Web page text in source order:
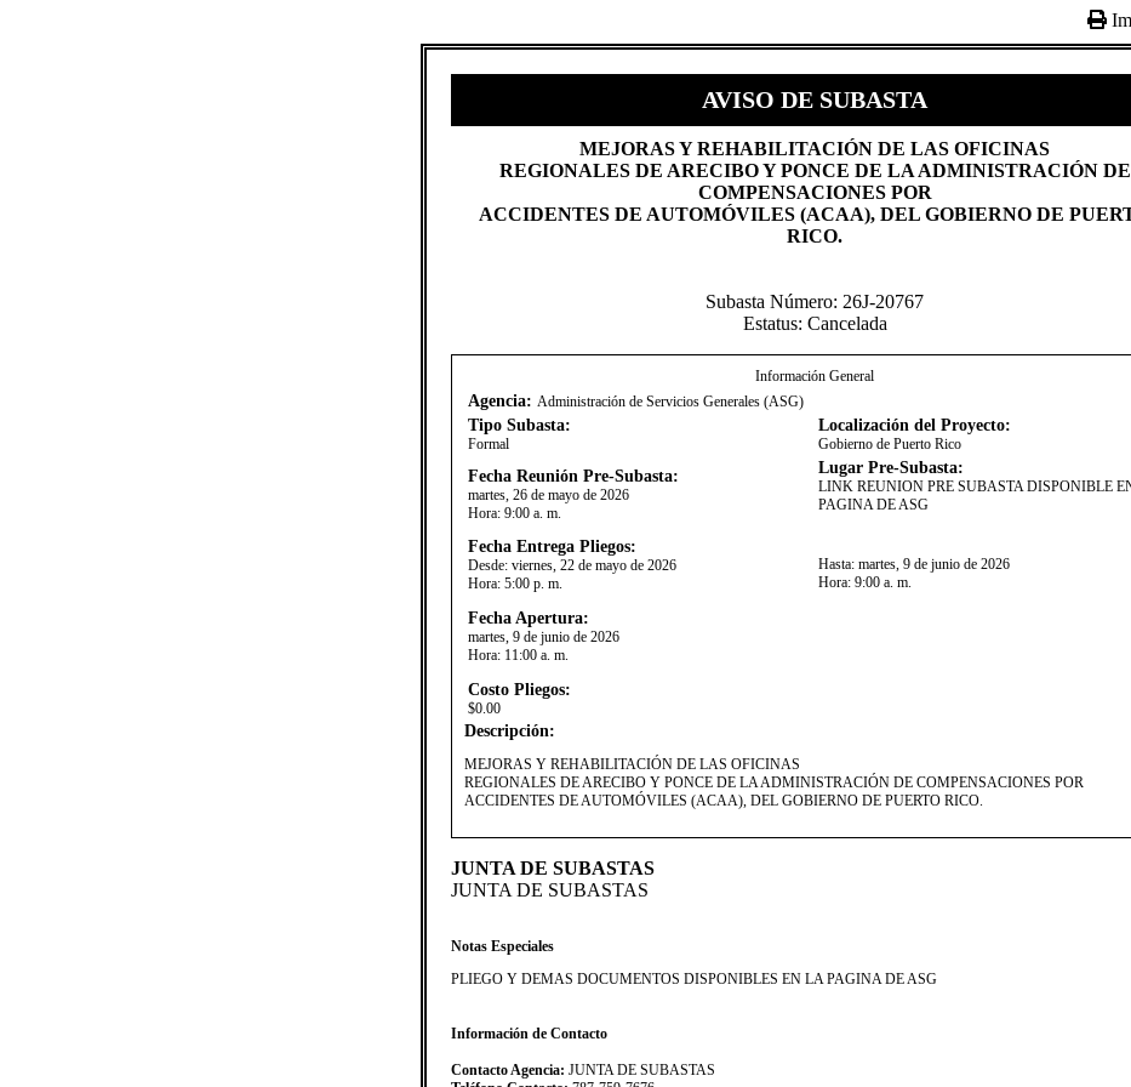
AVISO DE SUBASTA
​MEJORAS Y REHABILITACIÓN DE LAS OFICINAS
REGIONALES DE ARECIBO Y PONCE DE LA ADMINISTRACIÓN DE
COMPENSACIONES POR
ACCIDENTES DE AUTOMÓVILES (ACAA), DEL GOBIERNO DE
RICO.​
Subasta Número: 26J-20767
Estatus: Cancelada
Información General
Agencia: Administración de Servicios Generales (ASG)
Tipo Subasta:
Formal
Localización del Proyecto:
Gobierno de Puerto Rico
Fecha Reunión Pre-Subasta:
martes, 26 de mayo de 2026
Hora: 9:00 a. m.
Lugar Pre-Subasta:
​LINK REUNION PRE SUBASTA DISPONIBLE
PAGINA DE ASG
Fecha Entrega Pliegos:
Desde: viernes, 22 de mayo de 2026
Hora: 5:00 p. m.
Hasta: martes, 9 de junio de 2026
Hora: 9:00 a. m.
Fecha Apertura:
martes, 9 de junio de 2026
Hora: 11:00 a. m.
Costo Pliegos:
$0.00
Descripción:
MEJORAS Y REHABILITACIÓN DE LAS OFICINAS
REGIONALES DE ARECIBO Y PONCE DE LA ADMINISTRACIÓN DE COMPENSACIONES POR
ACCIDENTES DE AUTOMÓVILES (ACAA), DEL GOBIERNO DE PUERTO RICO.​​
JUNTA DE SUBASTAS
JUNTA DE SUBASTAS
Notas Especiales
​PLIEGO Y DEMAS DOCUMENTOS DISPONIBLES EN LA PAGINA DE ASG
Información de Contacto
Contacto Agencia: JUNTA DE SUBASTAS